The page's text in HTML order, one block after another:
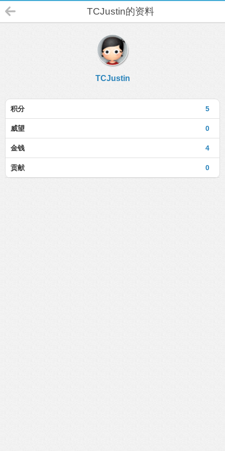
TCJustin的资料
TCJustin
5
积分
0
威望
4
金钱
0
贡献